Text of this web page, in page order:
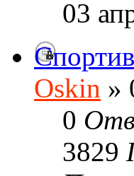
03
Oskin »
0
3829